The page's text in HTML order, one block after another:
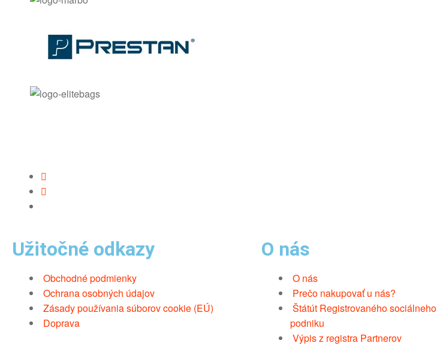
Užitočné odkazy
Obchodné podmienky
Ochrana osobných údajov
Zásady používania súborov cookie (EÚ)
Doprava
O nás
O nás
Prečo nakupovať u nás?
Štátút Registrovaného sociálneho
podniku
Výpis z registra Partnerov